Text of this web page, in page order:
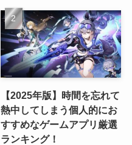
【2025年版】時間を忘れて
熱中してしまう個人的にお
すすめなゲームアプリ厳選
ランキング！